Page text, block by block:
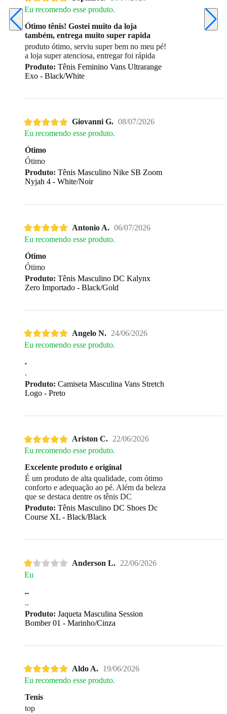
Eu recomendo esse produto.
Ótimo tênis! Gostei muito da loja
também, entrega muito super rapida
produto ótimo, serviu super bem no meu pé!
a loja super atenciosa, entregar foi rápida
Produto: Tênis Feminino Vans Ultrarange
Exo - Black/White
Giovanni G. 08/07/2026
Eu recomendo esse produto.
Ótimo
Ótimo
Produto: Tênis Masculino Nike SB Zoom
Nyjah 4 - White/Noir
Antonio A. 06/07/2026
Eu recomendo esse produto.
Ótimo
Ótimo
Produto: Tênis Masculino DC Kalynx
Zero Importado - Black/Gold
Angelo N. 24/06/2026
Eu recomendo esse produto.
.
.
Produto: Camiseta Masculina Vans Stretch
Logo - Preto
Ariston C. 22/06/2026
Eu recomendo esse produto.
Excelente produto e original
É um produto de alta qualidade, com ótimo
conforto e adequação ao pé. Além da beleza
que se destaca dentre os tênis DC
Produto: Tênis Masculino DC Shoes Dc
Course XL - Black/Black
Anderson L. 22/06/2026
Eu
..
..
Produto: Jaqueta Masculina Session
Bomber 01 - Marinho/Cinza
Aldo A. 19/06/2026
Eu recomendo esse produto.
Tenis
top